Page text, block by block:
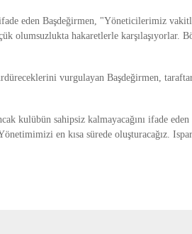
eden Başdeğirmen, "Yöneticilerimiz
olumsuzlukta hakaretlerle karşılaşıyorlar.
vurgulayan Başdeğirmen,
kulübün sahipsiz kalmayacağını ifade
en kısa sürede oluşturacağız.